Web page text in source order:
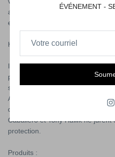
articulations et dispose d'une
en cas de chute.
Historique :
Il y a presque deux décennies,
pads. Il en avait assez de
sur le marché et du manque
Avec sa famille, il a développé les
des légendes telles que Christian
Caballero et Tony Hawk ne
protection.
Produits :
ÉVÉNEMENT -